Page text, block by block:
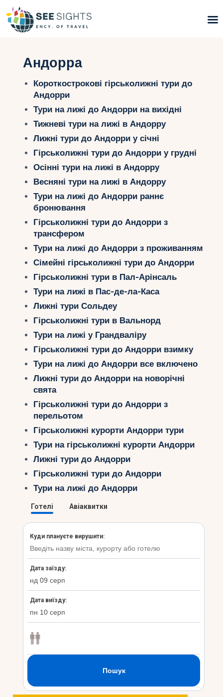
Пошук турів
Гарячі тури
Типи Турів
Країни
Інфо
Блог
Контакти
Укр
Ру
Андорра
Короткострокові гірськолижні тури до
Андорри
Тури на лижі до Андорри на вихідні
Тижневі тури на лижі в Андорру
Лижні тури до Андорри у січні
Гірськолижні тури до Андорри у грудні
Осінні тури на лижі в Андорру
Весняні тури на лижі в Андорру
Тури на лижі до Андорри раннє
бронювання
Гірськолижні тури до Андорри з
трансфером
Тури на лижі до Андорри з проживанням
Сімейні гірськолижні тури до Андорри
Гірськолижні тури в Пал-Арінсаль
Тури на лижі в Пас-де-ла-Каса
Лижні тури Сольдеу
Гірськолижні тури в Вальнорд
Тури на лижі у Грандваліру
Гірськолижні тури до Андорри взимку
Тури на лижі до Андорри все включено
Лижні тури до Андорри на новорічні
свята
Гірськолижні тури до Андорри з
перельотом
Гірськолижні курорти Андорри тури
Тури на гірськолижні курорти Андорри
Лижні тури до Андорри
Гірськолижні тури до Андорри
Тури на лижі до Андорри